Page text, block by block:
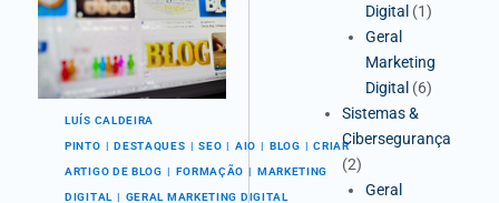
LUÍS CALDEIRA
PINTO DESTAQUES SEO AIO BLOG CRIAR
ARTIGO DE BLOG FORMAÇÃO MARKETING
DIGITAL GERAL MARKETING DIGITAL
Digital (1)
Geral
Marketing
Digital (6)
Sistemas &
Cibersegurança
(2)
Geral